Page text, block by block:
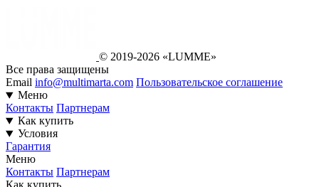
© 2019-2026 «LUMME»
Все права защищены
Email info@multimarta.com Пользовательское соглашение
Меню
Контакты Партнерам
Как купить
Условия
Гарантия
Меню
Контакты Партнерам